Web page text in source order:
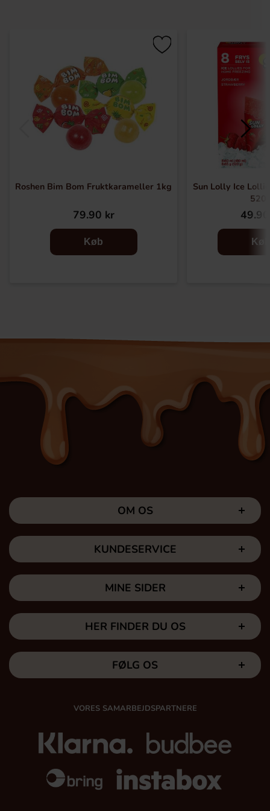
Roshen Bim Bom Fruktkarameller 1kg
79.90 kr
Køb
Sun Lolly Ice
Køb
OM OS
KUNDESERVICE
MINE SIDER
HER FINDER DU OS
FØLG OS
VORES SAMARBEJDSPARTNERE